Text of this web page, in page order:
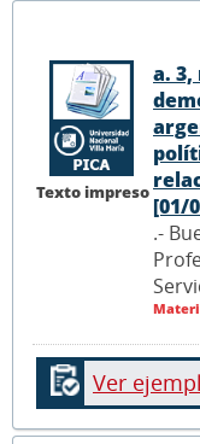
Texto impreso
a. 3,
[01/
.-
Ver